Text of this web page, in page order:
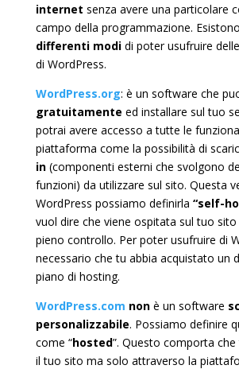
internet senza avere una particolare
campo della programmazione.
differenti modidi poter usufruire
di WordPress.
WordPress.org: è un software che
gratuitamente ed installare sul tuo
potrai avere accesso a tutte le
piattaforma come la possibilità di
in(componenti esterni che svolgono
funzioni) da utilizzare sul sito. Questa
WordPress possiamo definirla “self-
vuol dire che viene ospitata sul tuo sito
pieno controllo. Per poter usufruire di
necessario che tu abbia acquistato un
piano di hosting.
WordPress.com nonè un software
personalizzabile. Possiamo definire
come “hosted”. Questo comporta
il tuo sito ma solo attraverso la